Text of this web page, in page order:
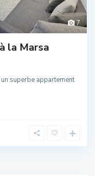
7
la Marsa
superbe appartement